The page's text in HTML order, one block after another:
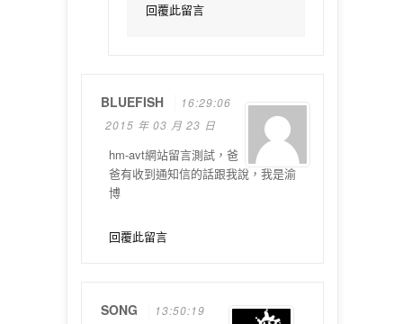
回覆此留言
BLUEFISH
16:29:06
2015 年 03 月 23 日
hm-avt網站留言測試，爸
爸有收到通知信的話跟我說，我是渝
博
回覆此留言
SONG
13:50:19